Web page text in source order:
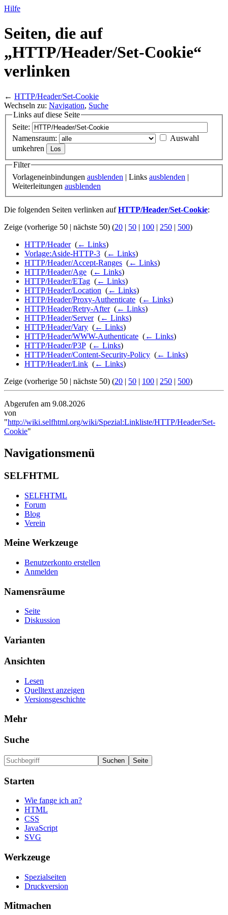
Hilfe
Seiten, die auf
„HTTP/Header/Set-Cookie“
verlinken
← HTTP/Header/Set-Cookie
Wechseln zu: Navigation, Suche
Links auf diese Seite
Seite:
Namensraum:
Auswahl
umkehren
Filter
Vorlageneinbindungen ausblenden | Links ausblenden |
Weiterleitungen ausblenden
Die folgenden Seiten verlinken aufHTTP/Header/Set-Cookie:
Zeige (vorherige 50 | nächste 50) (20 | 50 | 100 | 250 | 500)
HTTP/Header‎ (← Links)
Vorlage:Aside-HTTP-3 (← Links)
HTTP/Header/Accept-Ranges (← Links)
HTTP/Header/Age (← Links)
HTTP/Header/ETag (← Links)
HTTP/Header/Location (← Links)
HTTP/Header/Proxy-Authenticate (← Links)
HTTP/Header/Retry-After‎ (← Links)
HTTP/Header/Server‎ (← Links)
HTTP/Header/Vary (← Links)
HTTP/Header/WWW-Authenticate (← Links)
HTTP/Header/P3P‎ (← Links)
HTTP/Header/Content-Security-Policy (← Links)
HTTP/Header/Link (← Links)
Zeige (vorherige 50 | nächste 50) (20 | 50 | 100 | 250 | 500)
Abgerufen am 9.08.2026
von
"http://wiki.selfhtml.org/wiki/Spezial:Linkliste/HTTP/Header/Set-
Cookie"
Navigationsmenü
SELFHTML
SELFHTML
Forum
Blog
Verein
Meine Werkzeuge
Benutzerkonto erstellen
Anmelden
Namensräume
Seite
Diskussion
Varianten
Ansichten
Lesen
Quelltext anzeigen
Versionsgeschichte
Mehr
Suche
Starten
Wie fange ich an?
HTML
CSS
JavaScript
SVG
Werkzeuge
Spezialseiten
Druckversion
Mitmachen